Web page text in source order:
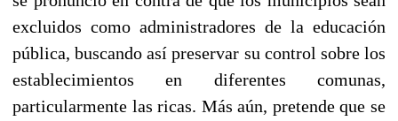
excluidos como administradores de la educación
pública, buscando así preservar su control sobre los
establecimientos en diferentes comunas,
particularmente las ricas. Más aún, pretende que se